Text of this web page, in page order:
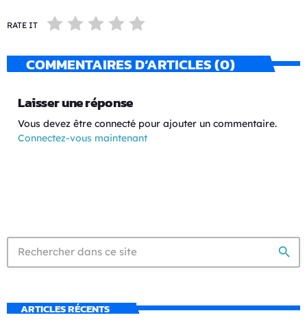
RATE IT
COMMENTAIRES D’ARTICLES (0)
Laisser une réponse
Vous devez être connecté pour ajouter un commentaire.
Connectez-vous maintenant
search
ARTICLES RÉCENTS